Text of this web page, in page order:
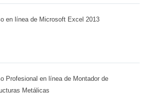
en línea de Microsoft Excel 2013
Profesional en línea de Montador de
Metálicas